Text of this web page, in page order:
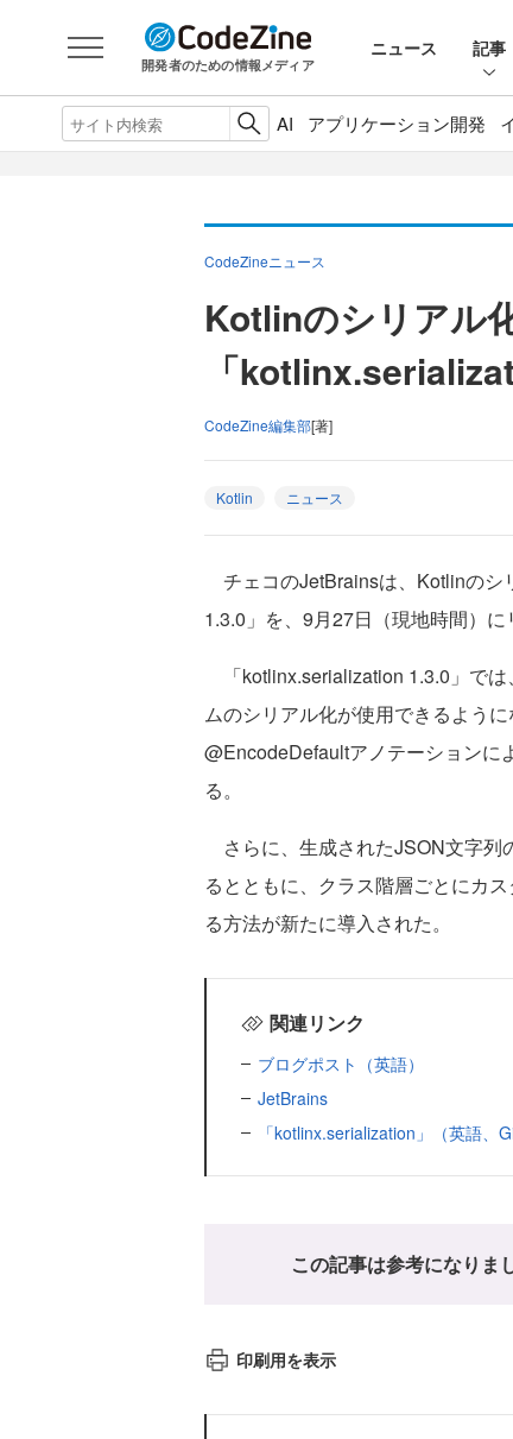
開発者のための情報メディア
ニュース 記事
AI アプリケーション開発
CodeZineニュース
Kotlinのシリアル
「
CodeZine編集部[著]
Kotlin ニュース
チェコのJetBrainsは、Kotlinのシ
1.3.0」を、9月27日（現地時間）に
「kotlinx.serialization 1.3.0」で
ムのシリアル化が使用できるよう
@EncodeDefaultアノテーションに
る。
さらに、生成されたJSON文字列
るとともに、クラス階層ごとにカ
る方法が新たに導入された。
関連リンク
ブログポスト（英語）
JetBrains
「kotlinx.serialization」（英語、
この記事は参考になりま
印刷用を表示